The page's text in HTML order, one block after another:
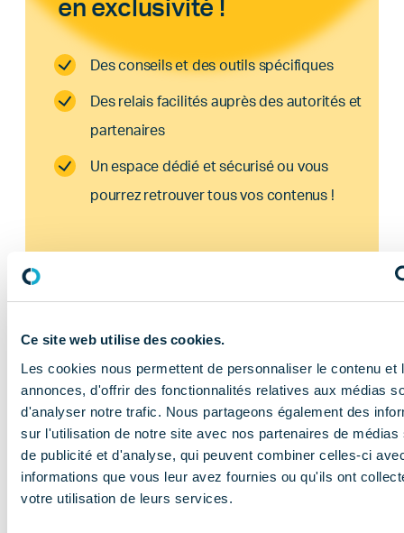
Ce site web utilise des cookies.
Les cookies nous permettent de personnaliser le contenu et
annonces, d'offrir des fonctionnalités relatives aux médias
d'analyser notre trafic. Nous partageons également des
sur l'utilisation de notre site avec nos partenaires de médias
de publicité et d'analyse, qui peuvent combiner celles-ci
informations que vous leur avez fournies ou qu'ils ont
votre utilisation de leurs services.
en exclusivité !
Des conseils et des outils spécifiques
Des relais facilités auprès des autorités et
partenaires
Un espace dédié et sécurisé ou vous
pourrez retrouver tous vos contenus !
En savoir plus